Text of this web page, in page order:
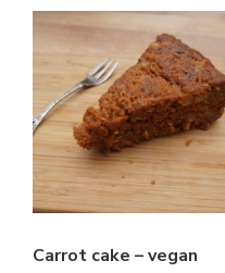
Carrot cake – vegan